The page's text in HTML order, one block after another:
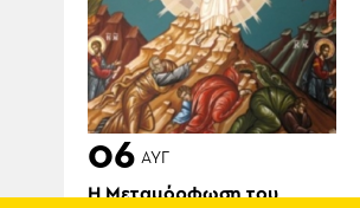
06 ΑΥΓ
Η Μεταμόρφωση του